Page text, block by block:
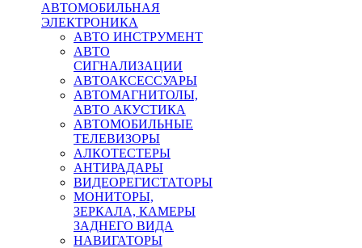
АВТОМОБИЛЬНАЯ
ЭЛЕКТРОНИКА
АВТО ИНСТРУМЕНТ
АВТО
СИГНАЛИЗАЦИИ
АВТОАКСЕССУАРЫ
АВТОМАГНИТОЛЫ,
АВТО АКУСТИКА
АВТОМОБИЛЬНЫЕ
ТЕЛЕВИЗОРЫ
АЛКОТЕСТЕРЫ
АНТИРАДАРЫ
ВИДЕОРЕГИСТАТОРЫ
МОНИТОРЫ,
ЗЕРКАЛА, КАМЕРЫ
ЗАДНЕГО ВИДА
НАВИГАТОРЫ